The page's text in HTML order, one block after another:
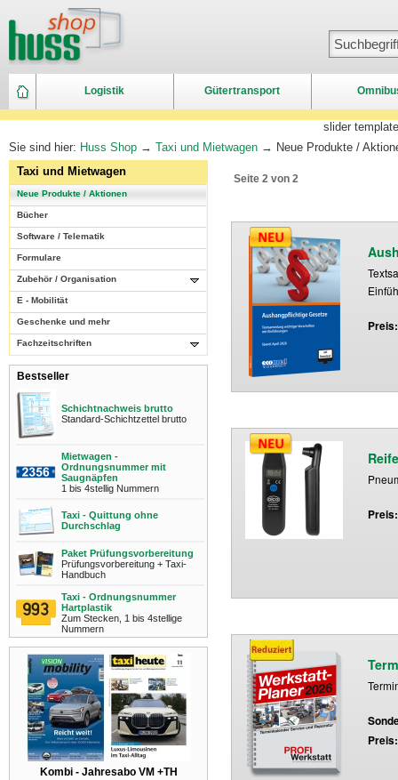
Logistik Gütertransport
slider
Sie sind hier: Huss Shop → Taxi und Mietwagen → Neue Produkte /
Taxi und Mietwagen
Neue Produkte / Aktionen
Bücher
Software / Telematik
Formulare
Zubehör / Organisation
E - Mobilität
Geschenke und mehr
Fachzeitschriften
Bestseller
Schichtnachweis brutto
Standard-Schichtzettel brutto
Mietwagen -
Ordnungsnummer mit
Saugnäpfen
1 bis 4stellig Nummern
Taxi - Quittung ohne
Durchschlag
Paket Prüfungsvorbereitung
Prüfungsvorbereitung + Taxi-
Handbuch
Taxi - Ordnungsnummer
Hartplastik
Zum Stecken, 1 bis 4stellige
Nummern
Kombi - Jahresabo VM +TH
Seite 2 von 2